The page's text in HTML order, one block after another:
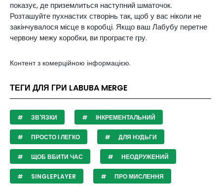
показує, де приземлиться наступний шматочок.
Розташуйте пухнастих створінь так, щоб у вас ніколи не
закінчувалося місце в коробці. Якщо ваш Лабубу перетне
червону межу коробки, ви програєте гру.
Контент з комерційною інформацією.
ТЕГИ ДЛЯ ГРИ LABUBA MERGE
ЗВ'ЯЗКИ ІНКРЕМЕНТАЛЬНИЙ
ПРОСТО І ЛЕГКО ДЛЯ НУДЬГИ
ЩОБ ВБИТИ ЧАС НЕОДРУЖЕНИЙ
SINGLEPLAYER ПРО МИСЛЕННЯ